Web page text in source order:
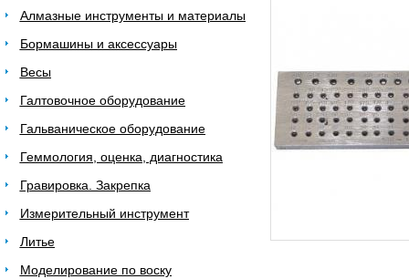
Алмазные инструменты и материалы
Бормашины и аксессуары
Весы
Галтовочное оборудование
Гальваническое оборудование
Геммология, оценка, диагностика
Гравировка. Закрепка
Измерительный инструмент
Литье
Моделирование по воску